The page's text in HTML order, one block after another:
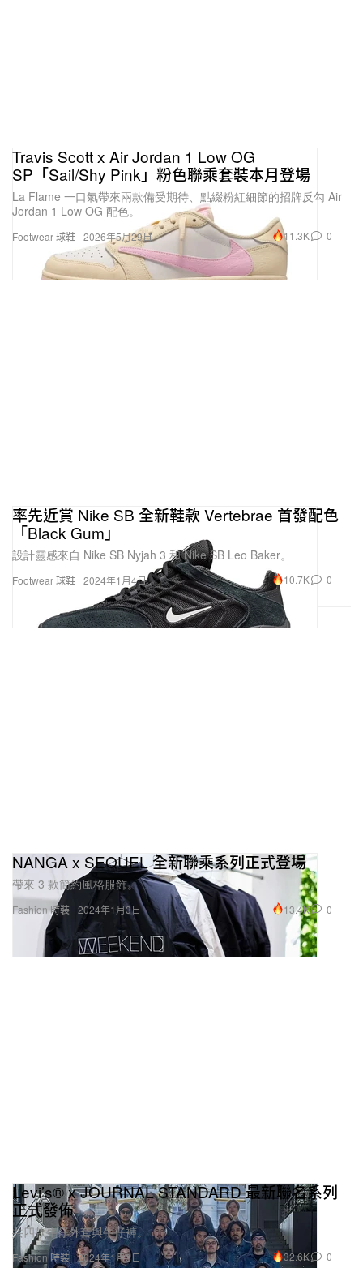
Footwear 球鞋
Travis Scott x Air Jordan 1 Low OG
SP「Sail/Shy Pink」粉色聯乘套裝本月登場
La Flame 一口氣帶來兩款備受期待、點綴粉紅細節的招牌反勾 Air
Jordan 1 Low OG 配色。
2026年5月29日 11.3K 0
Footwear 球鞋
率先近賞 Nike SB 全新鞋款 Vertebrae 首發配色
「Black Gum」
設計靈感來自 Nike SB Nyjah 3 和 Nike SB Leo Baker。
2024年1月4日 10.7K 0
Fashion 時裝
NANGA x SEQUEL 全新聯乘系列正式登場
帶來 3 款簡約風格服飾。
2024年1月3日 13.4K 0
Fashion 時裝
Levi’s® x JOURNAL STANDARD 最新聯名系列
正式發佈
共四款牛仔外套與牛仔褲。
2024年1月3日 32.6K 0